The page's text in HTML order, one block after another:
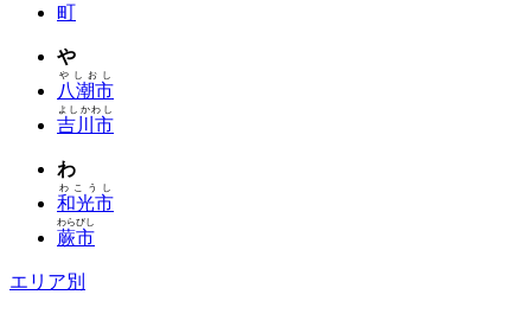
町
や
八潮市
やしおし
吉川市
よしかわし
わ
和光市
わこうし
蕨市
わらびし
エリア別